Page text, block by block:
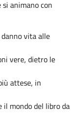
animano con
vita alle
vere, dietro le
attese, in
mondo del libro da